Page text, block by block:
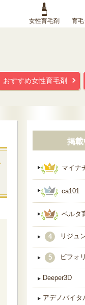
女性育毛剤 育
おすすめ女性育毛剤
掲載
マイナ
ca101
ベルタ
4 リジュ
5 ビフォ
Deeper3D
アデノバイタ